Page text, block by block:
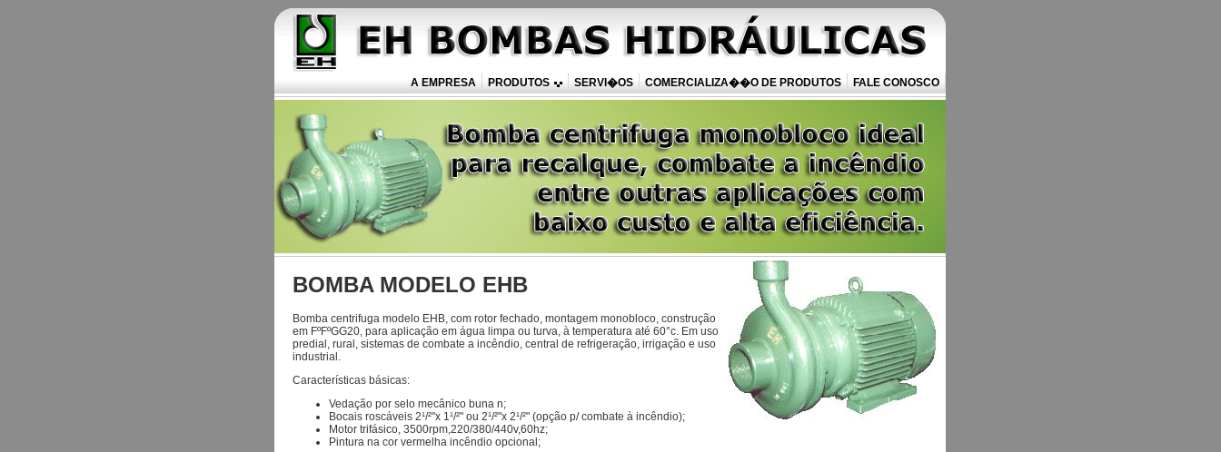
A EMPRESA PRODUTOS SERVI�OS COMERCIALIZA��O DE PRODUTOS FALE CONOSCO
BOMBA MODELO EHB
Bomba centrifuga modelo EHB, com rotor fechado, montagem monobloco, construção
em FºFºGG20, para aplicação em água limpa ou turva, à temperatura até 60°c. Em uso
predial, rural, sistemas de combate a incêndio, central de refrigeração, irrigação e uso
industrial.
Características básicas:
Vedação por selo mecânico buna n;
Bocais roscáveis 2¹/²"x 1¹/²" ou 2¹/²"x 2¹/²" (opção p/ combate à incêndio);
Motor trifásico, 3500rpm,220/380/440v,60hz;
Pintura na cor vermelha incêndio opcional;